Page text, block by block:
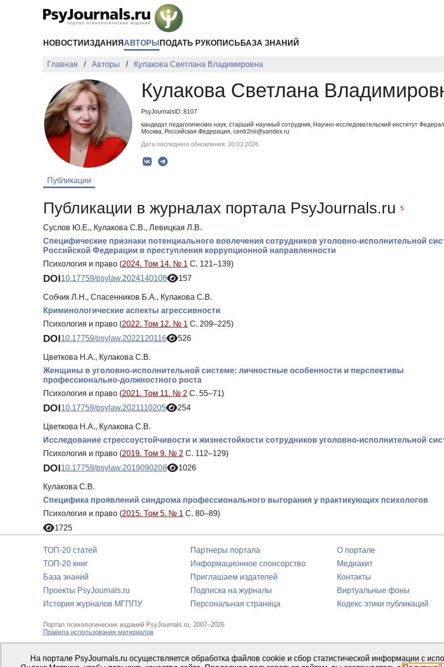
НОВОСТИ ИЗДАНИЯ АВТОРЫ ПОДАТЬ РУКОПИСЬ БАЗА ЗНАНИЙ
Главная Авторы Кулакова Светлана Владимировна
Кулакова Светлана
PsyJournalsID: 8107
кандидат педагогических наук, старший научный сотрудник, Научно-исследовательский институт
Москва, Российская Федерация, centr2nii@yandex.ru
Дата последнего обновления: 30.03.2026
Публикации
Публикации в журналах портала PsyJournals.ru 5
Суслов Ю.Е., Кулакова С.В., Левицкая Л.В.
Специфические признаки потенциального вовлечения сотрудников уголовно-исполнительной
Российской Федерации в преступления коррупционной направленности
Психология и право (2024. Том 14. № 1 С. 121–139)
DOI10.17759/psylaw.2024140108 157
Собчик Л.Н., Спасенников Б.А., Кулакова С.В.
Криминологические аспекты агрессивности
Психология и право (2022. Том 12. № 1 С. 209–225)
DOI10.17759/psylaw.2022120116 526
Цветкова Н.А., Кулакова С.В.
Женщины в уголовно-исполнительной системе: личностные особенности и перспективы
профессионально-должностного роста
Психология и право (2021. Том 11. № 2 С. 55–71)
DOI10.17759/psylaw.2021110205 254
Цветкова Н.А., Кулакова С.В.
Исследование стрессоустойчивости и жизнестойкости сотрудников уголовно-исполнительной
Психология и право (2019. Том 9. № 2 С. 112–129)
DOI10.17759/psylaw.2019090208 1026
Кулакова С.В.
Специфика проявлений синдрома профессионального выгорания у практикующих психологов
Психология и право (2015. Том 5. № 1 С. 80–89)
1725
ТОП-20 статей
ТОП-20 книг
База знаний
Проекты PsyJournals.ru
История журналов МГППУ
Партнеры портала
Информационное спонсорство
Приглашаем издателей
Подписка на журналы
Персональная страница
О портале
Медиакит
Контакты
Виртуальные фоны
Кодекс этики публикаций
Портал психологических изданий PsyJournals.ru, 2007–2026
Правила использования материалов
Свидетельство регистрации СМИЭл № ФС77-66447 от 14 июля 2016 г.
Издатель:ФГБОУ ВО МГППУ
На портале PsyJournals.ru осуществляется обработка файлов cookie и сбор статистической информации с